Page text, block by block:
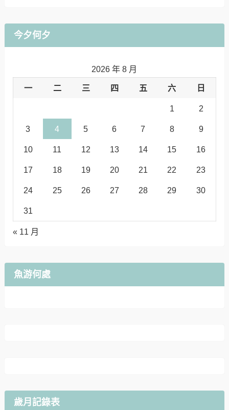
今夕何夕
2026 年 8 月
一 二 三 四 五 六 日
1 2
3 4 5 6 7 8 9
10 11 12 13 14 15 16
17 18 19 20 21 22 23
24 25 26 27 28 29 30
31
« 11 月
魚游何處
歲月記錄表